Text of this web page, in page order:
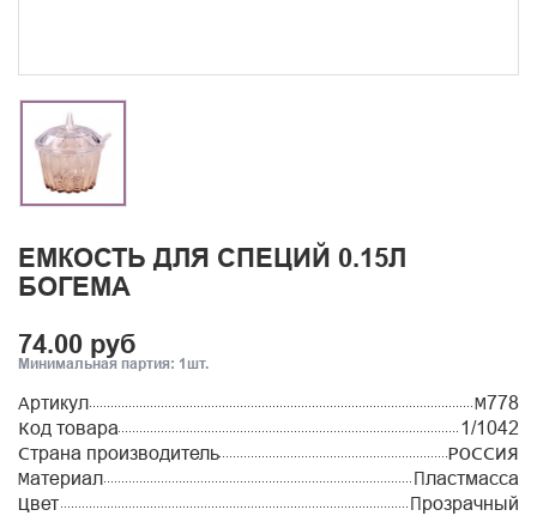
ЕМКОСТЬ ДЛЯ СПЕЦИЙ 0.15Л
БОГЕМА
74.00 руб
Минимальная партия: 1шт.
Артикул
М778
Код товара
1/1042
Страна производитель
РОССИЯ
Материал
Пластмасса
Цвет
Прозрачный